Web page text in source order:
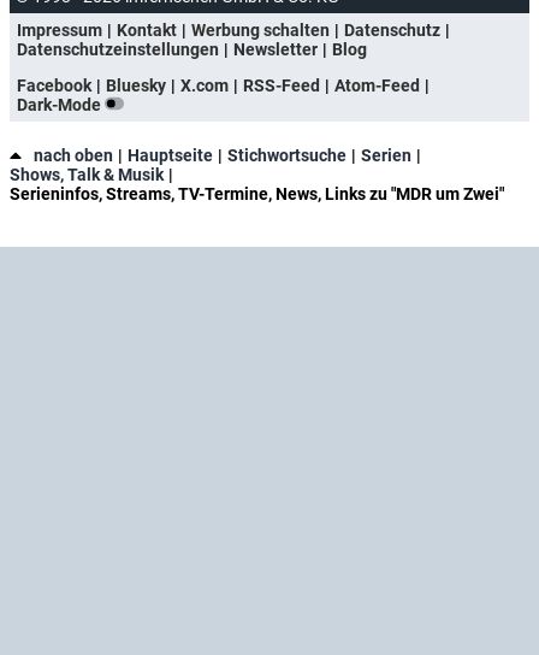
Impressum
Kontakt Werbung schalten
Datenschutz
Datenschutzeinstellungen
Newsletter
Blog
Facebook
Bluesky X.com RSS-Feed
Atom-Feed
Dark-Mode
nach oben Hauptseite Stichwortsuche
Serien
Shows, Talk & Musik
Serieninfos, Streams, TV-Termine, News, Links zu "MDR um Zwei"